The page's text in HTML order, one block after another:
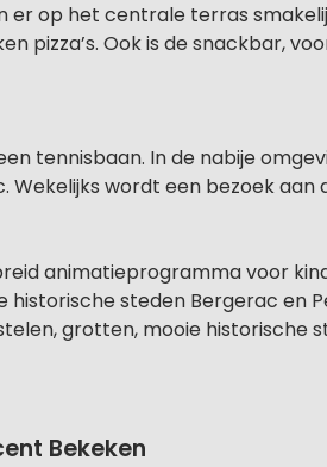
op het centrale terras
pizza’s. Ook is de snackbar,
tennisbaan. In de nabije
wordt een bezoek
animatieprogramma voor
historische steden Bergerac en
grotten, mooie historische
Bekeken